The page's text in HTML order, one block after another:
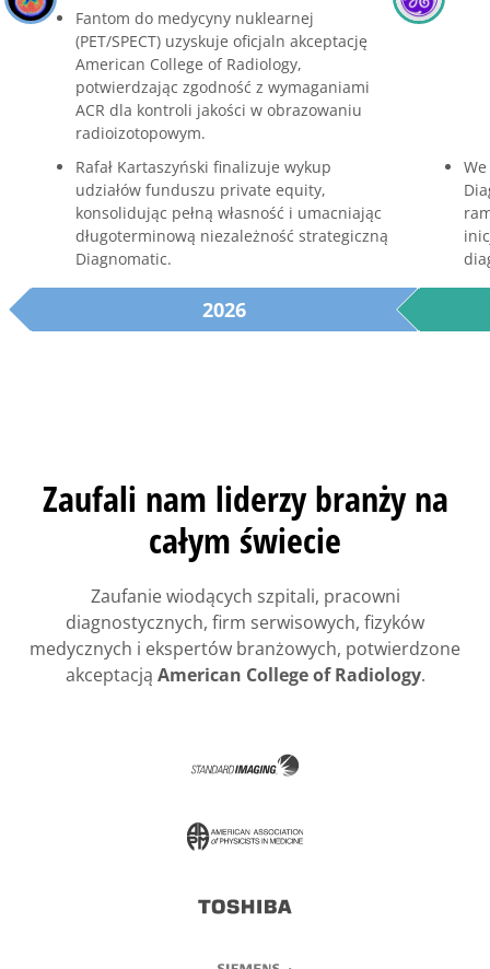
Fantom do medycyny nuklearnej
(PET/SPECT) uzyskuje oficjaln akceptację
American College of Radiology,
potwierdzając zgodność z wymaganiami
ACR dla kontroli jakości w obrazowaniu
radioizotopowym.
Rafał Kartaszyński finalizuje wykup
udziałów funduszu private equity,
konsolidując pełną własność i umacniając
długoterminową niezależność strategiczną
Diagnomatic.
2026
Zaufali nam liderzy branży na
całym świecie
Zaufanie wiodących szpitali, pracowni
diagnostycznych, firm serwisowych, fizyków
medycznych i ekspertów branżowych, potwierdzone
akceptacją American College of Radiology.